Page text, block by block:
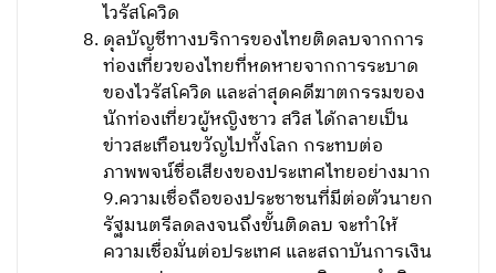
ไวรัสโควิด
ดุลบัญชีทางบริการของไทยติดลบจากการ
ท่องเที่ยวของไทยที่หดหายจากการระบาด
ของไวรัสโควิด และล่าสุดคดีฆาตกรรมของ
นักท่องเที่ยวผู้หญิงชาว สวิส ได้กลายเป็น
ข่าวสะเทือนขวัญไปทั้งโลก กระทบต่อ
ภาพพจน์ชื่อเสียงของประเทศไทยอย่างมาก
9.ความเชื่อถือของประชาชนที่มีต่อตัวนายก
รัฐมนตรีลดลงจนถึงขั้นติดลบ จะทำให้
ความเชื่อมั่นต่อประเทศ และสถาบันการเงิน